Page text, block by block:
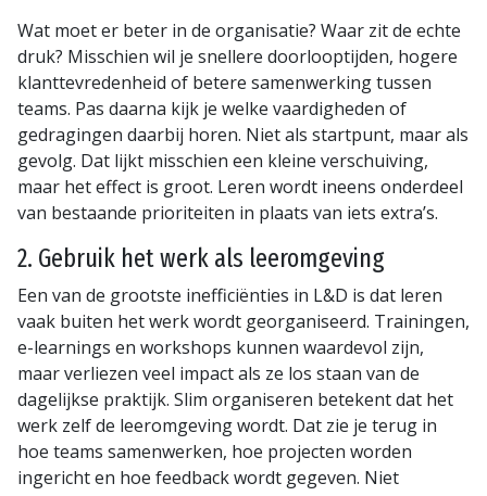
Wat moet er beter in de organisatie? Waar zit de echte
druk? Misschien wil je snellere doorlooptijden, hogere
klanttevredenheid of betere samenwerking tussen
teams. Pas daarna kijk je welke vaardigheden of
gedragingen daarbij horen. Niet als startpunt, maar als
gevolg. Dat lijkt misschien een kleine verschuiving,
maar het effect is groot. Leren wordt ineens onderdeel
van bestaande prioriteiten in plaats van iets extra’s.
2. Gebruik het werk als leeromgeving
Een van de grootste inefficiënties in L&D is dat leren
vaak buiten het werk wordt georganiseerd. Trainingen,
e-learnings en workshops kunnen waardevol zijn,
maar verliezen veel impact als ze los staan van de
dagelijkse praktijk. Slim organiseren betekent dat het
werk zelf de leeromgeving wordt. Dat zie je terug in
hoe teams samenwerken, hoe projecten worden
ingericht en hoe feedback wordt gegeven. Niet